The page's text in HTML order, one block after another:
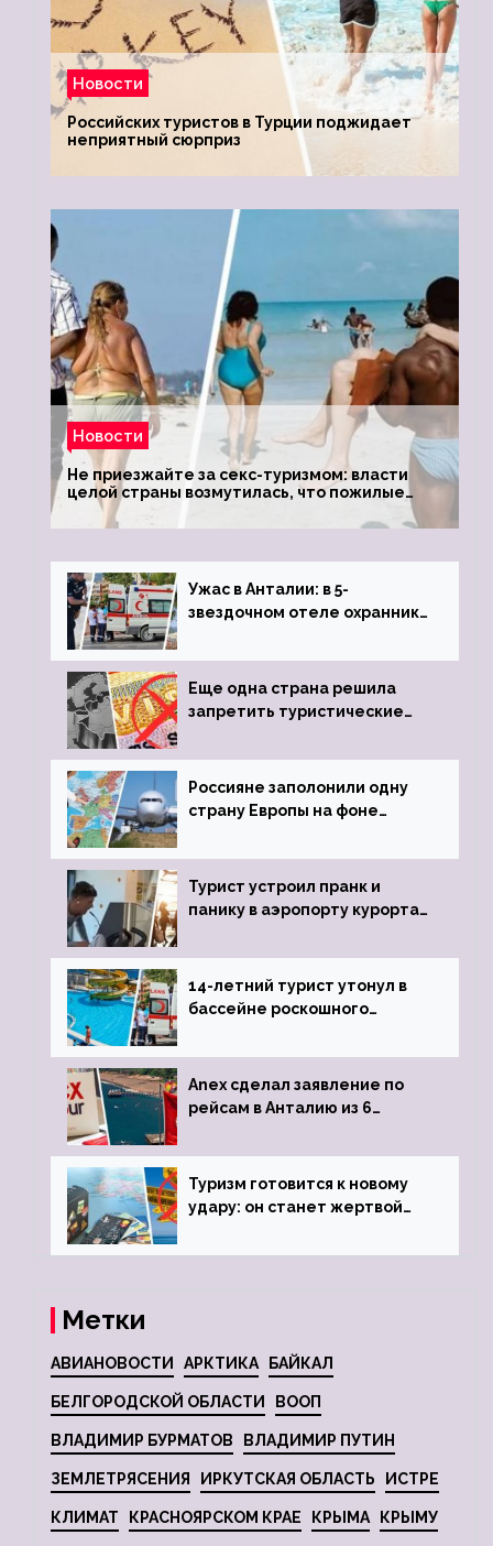
Новости
Российских туристов в Турции поджидает
неприятный сюрприз
Новости
Не приезжайте за секс-туризмом: власти
целой страны возмутилась, что пожилые
туристки массово едут к ним, чтобы
обзавестись молодыми любовниками
Ужас в Анталии: в 5-
звездочном отеле охранник
пистолета
Еще одна страна решила
запретить туристические
Россияне заполонили одну
страну Европы на фоне
виз
Турист устроил пранк и
панику в аэропорту курорта,
задержке рейса
14-летний турист утонул в
бассейне роскошного
Anex сделал заявление по
рейсам в Анталию из 6
Туризм готовится к новому
удару: он станет жертвой
Метки
АВИАНОВОСТИ АРКТИКА БАЙКАЛ
БЕЛГОРОДСКОЙ ОБЛАСТИ ВООП
ВЛАДИМИР БУРМАТОВ ВЛАДИМИР ПУТИН
ЗЕМЛЕТРЯСЕНИЯ ИРКУТСКАЯ ОБЛАСТЬ ИСТРЕ
КЛИМАТ КРАСНОЯРСКОМ КРАЕ КРЫМА КРЫМУ